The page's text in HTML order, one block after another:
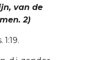
van de
2)